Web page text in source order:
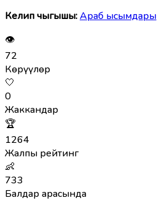
Келип чыгышы:Араб ысымдары
👁
72
Көрүүлөр
🤍
0
Жаккандар
🏆
1264
Жалпы рейтинг
👶
733
Балдар арасында